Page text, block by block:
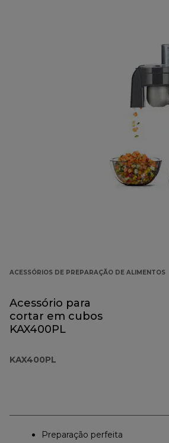
ACESSÓRIOS DE PREPARAÇÃO DE ALIMENTOS
Acessório para
cortar em cubos
KAX400PL
KAX400PL
Preparação perfeita